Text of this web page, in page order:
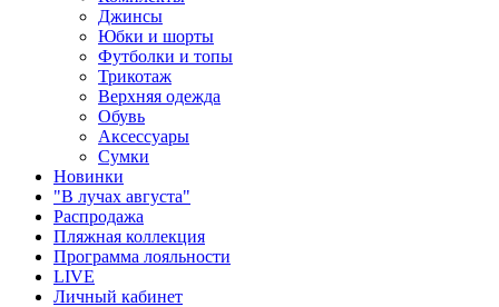
Джинсы
Юбки и шорты
Футболки и топы
Трикотаж
Верхняя одежда
Обувь
Аксессуары
Сумки
Новинки
"В лучах августа"
Распродажа
Пляжная коллекция
Программа лояльности
LIVE
Личный кабинет